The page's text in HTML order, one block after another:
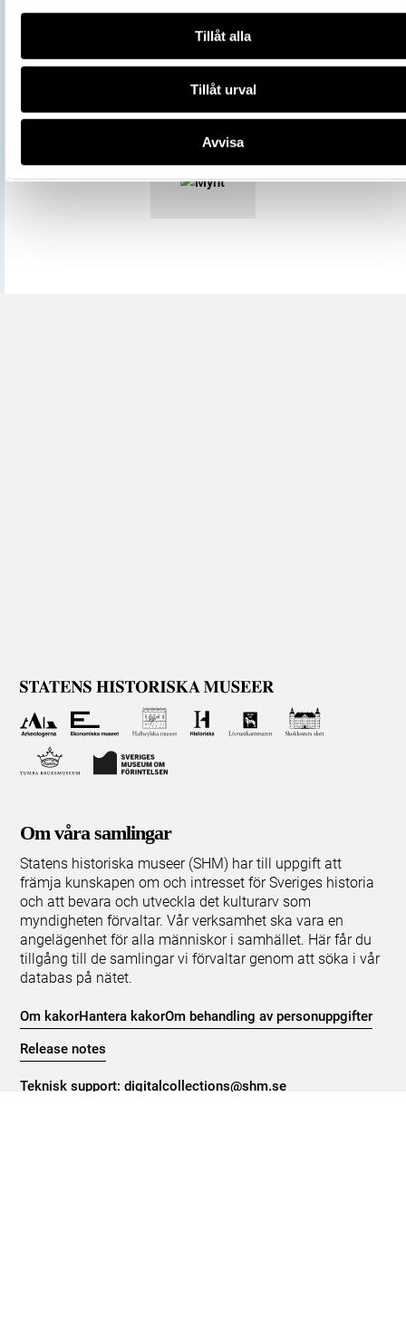
Tillåt alla
Tillåt urval
Avvisa
URI
C249-489B-8533-17C13D8F23E1
Kopiera URI
All textinformation (metadata) på denna sida är fri att använda
Mer information om licenser hos Statens historiska museer.
Om våra samlingar
Statens historiska museer (SHM) har till uppgift att
främja kunskapen om och intresset för Sveriges historia
och att bevara och utveckla det kulturarv som
myndigheten förvaltar. Vår verksamhet ska vara en
angelägenhet för alla människor i samhället. Här får du
tillgång till de samlingar vi förvaltar genom att söka i vår
databas på nätet.
Om kakorHantera kakorOm behandling av personuppgifter
Release notes
Teknisk support:digitalcollections@shm.se